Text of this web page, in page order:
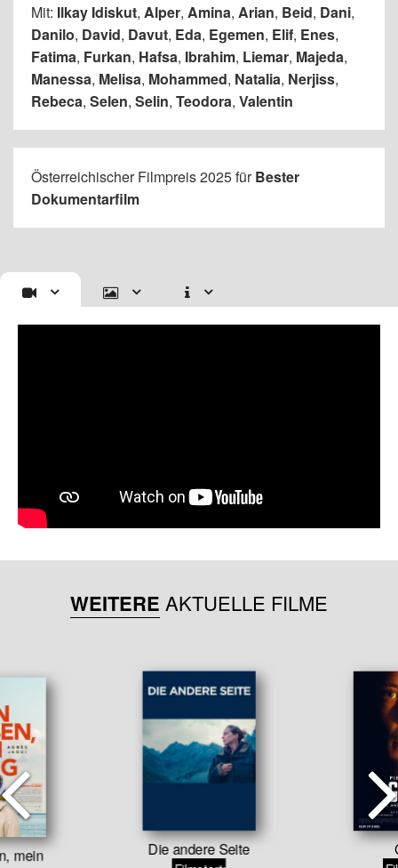
Mit: Ilkay Idiskut, Alper, Amina, Arian, Beid, Dani,
Danilo, David, Davut, Eda, Egemen, Elif, Enes,
Fatima, Furkan, Hafsa, Ibrahim, Liemar, Majeda,
Manessa, Melisa, Mohammed, Natalia, Nerjiss,
Rebeca, Selen, Selin, Teodora, Valentin
Österreichischer Filmpreis 2025 fürBester
Dokumentarfilm
WEITERE AKTUELLE FILME
mein
Die andere Seite